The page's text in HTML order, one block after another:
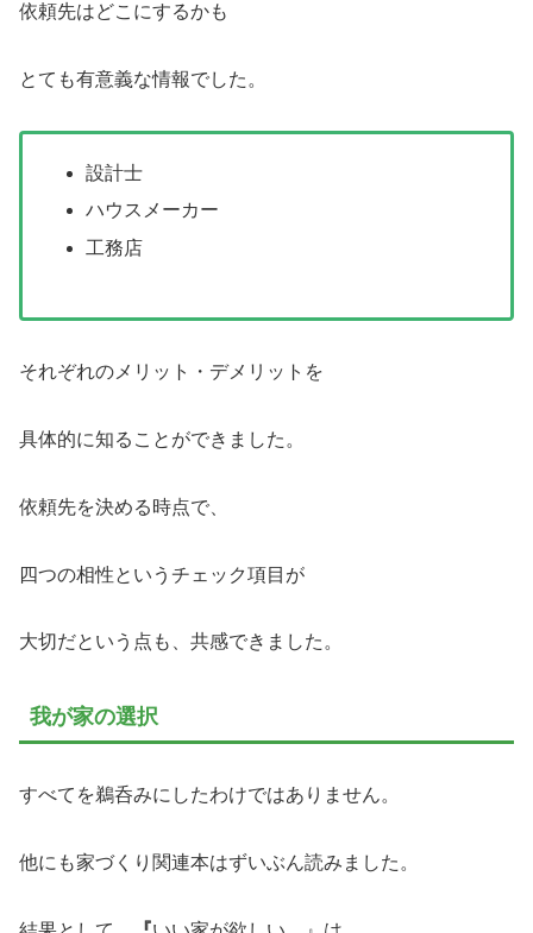
依頼先はどこにするかも
とても有意義な情報でした。
設計士
ハウスメーカー
工務店
それぞれのメリット・デメリットを
具体的に知ることができました。
依頼先を決める時点で、
四つの相性というチェック項目が
大切だという点も、共感できました。
我が家の選択
すべてを鵜呑みにしたわけではありません。
他にも家づくり関連本はずいぶん読みました。